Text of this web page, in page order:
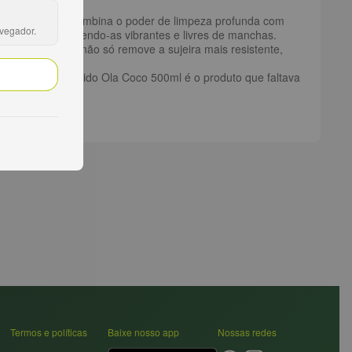
produto combina o poder de limpeza profunda com
roupas, mantendo-as vibrantes e livres de manchas.
diário. Ele não só remove a sujeira mais resistente,
Roupas Líquido Ola Coco 500ml é o produto que faltava
Termos e políticas
Baixe nosso app Nossas redes